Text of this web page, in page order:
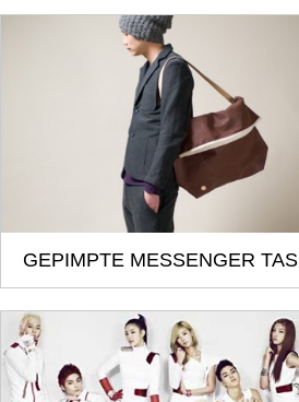
GEPIMPTE MESSENGER TAS